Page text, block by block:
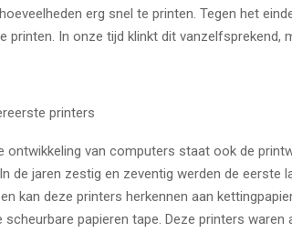
erg snel te printen. Tegen het
printen. In onze tijd klinkt dit vanzelfsprekend,
printers
ontwikkeling van computers staat ook de
de jaren zestig en zeventig werden de
kan deze printers herkennen aan
scheurbare papieren tape. Deze printers